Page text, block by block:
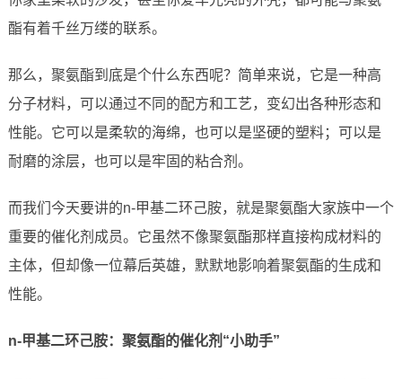
酯有着千丝万缕的联系。
那么，聚氨酯到底是个什么东西呢？简单来说，它是一种高
分子材料，可以通过不同的配方和工艺，变幻出各种形态和
性能。它可以是柔软的海绵，也可以是坚硬的塑料；可以是
耐磨的涂层，也可以是牢固的粘合剂。
而我们今天要讲的n-甲基二环己胺，就是聚氨酯大家族中一个
重要的催化剂成员。它虽然不像聚氨酯那样直接构成材料的
主体，但却像一位幕后英雄，默默地影响着聚氨酯的生成和
性能。
n-甲基二环己胺：聚氨酯的催化剂“小助手”